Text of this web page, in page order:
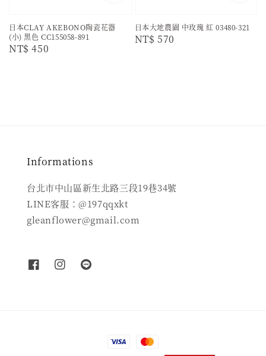
日本CLAY AKEBONO陶瓷花器
(小) 黑色 CC155058-891
Regular
NT$ 450
日本大地農園 中玫瑰 紅 03480-321
Regular
NT$ 570
Informations
台北市中山區新生北路三段19巷34號
LINE客服：@197qqxkt
gleanflower@gmail.com